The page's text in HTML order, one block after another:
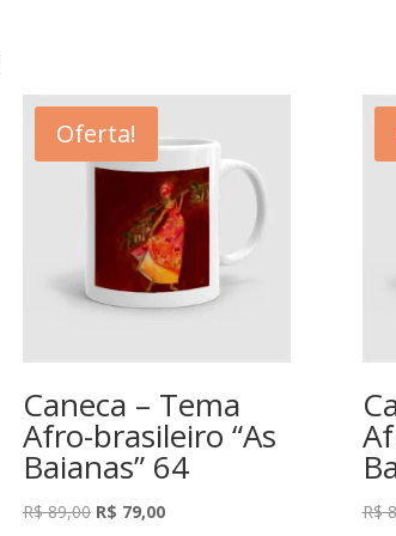
Oferta!
Caneca – Tema
Afro-brasileiro “As
Baianas” 64
R$89,00 O
R$ 79,00O
R$